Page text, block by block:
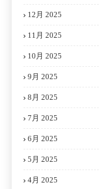
12月 2025
11月 2025
10月 2025
9月 2025
8月 2025
7月 2025
6月 2025
5月 2025
4月 2025